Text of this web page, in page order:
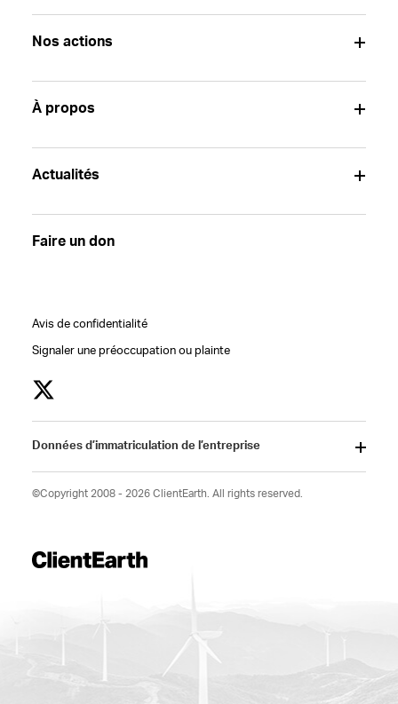
Nos actions
À propos
Actualités
Faire un don
Avis de confidentialité
Signaler une préoccupation ou plainte
Données d’immatriculation de l’entreprise
©Copyright 2008 - 2026 ClientEarth. All rights reserved.